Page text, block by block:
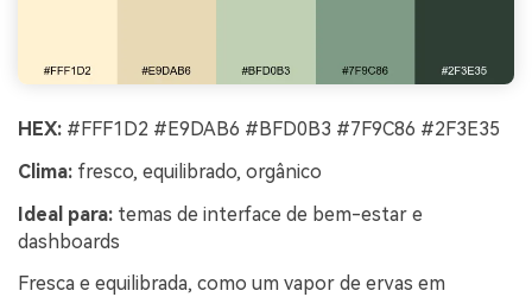
HEX: #FFF1D2 #E9DAB6 #BFD0B3 #7F9C86 #2F3E35
Clima: fresco, equilibrado, orgânico
Ideal para: temas de interface de bem-estar e
dashboards
Fresca e equilibrada, como um vapor de ervas em